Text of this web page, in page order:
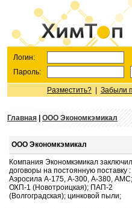
Логин:
Пароль:
Разместить? Забыли
Главная ООО Экономкэмикал
ООО Экономкэмикал
Компания Экономкэмикал
договоры на постоянную поставку :
Аэросила А-175, А-300, А-380, АМС;
ОХП-1 (Новотроицкая); ПАП-2
(Волгоградская); цинковой пыли;